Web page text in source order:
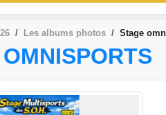
Les albums photos Stage